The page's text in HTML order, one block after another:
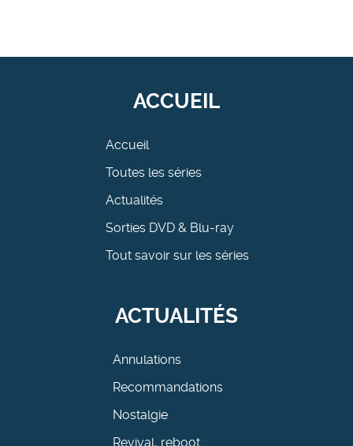
ACCUEIL
Accueil
Toutes les séries
Actualités
Sorties DVD & Blu-ray
Tout savoir sur les séries
ACTUALITÉS
Annulations
Recommandations
Nostalgie
Revival, reboot